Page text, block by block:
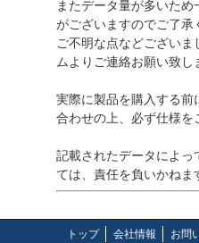
またデータ量が多いた
がございますのでご了承
ご不明な点などござい
ムよりご連絡お願い致し
実際に製品を購入する前
合わせの上、必ず仕様を
記載されたデータによっ
ては、責任を負いかねま
トップ 会社情報 お問